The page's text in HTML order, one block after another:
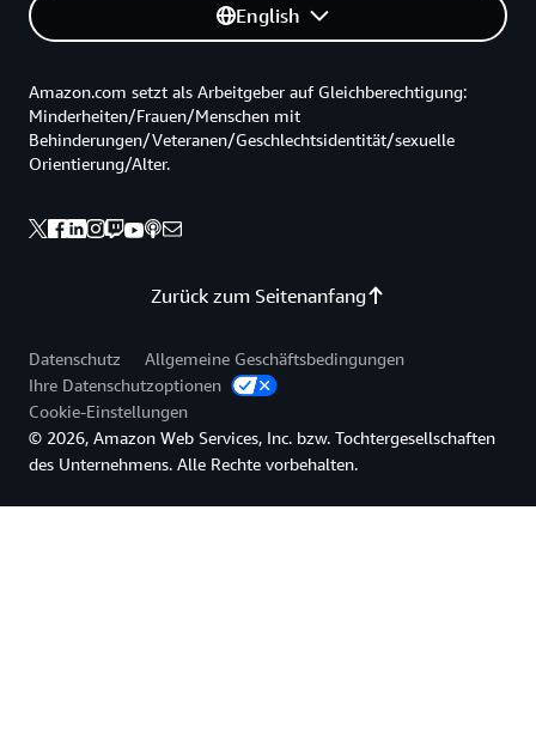
English
Zurück zum Seitenanfang
Amazon.com setzt als Arbeitgeber auf Gleichberechtigung:
Minderheiten/Frauen/Menschen mit
Behinderungen/Veteranen/Geschlechtsidentität/sexuelle
Orientierung/Alter.
Datenschutz
Allgemeine Geschäftsbedingungen
Ihre Datenschutzoptionen
Cookie-Einstellungen
© 2026, Amazon Web Services, Inc. bzw. Tochtergesellschaften
des Unternehmens. Alle Rechte vorbehalten.